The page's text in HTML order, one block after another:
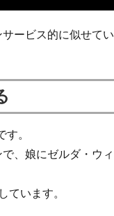
ービス的に似せて
。
、娘にゼルダ・ウ
ています。